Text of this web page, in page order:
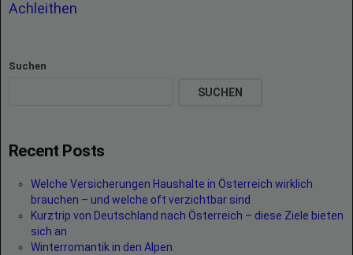
Achleithen
Suchen
SUCHEN
Recent Posts
Welche Versicherungen Haushalte in Österreich wirklich
brauchen – und welche oft verzichtbar sind
Kurztrip von Deutschland nach Österreich – diese Ziele bieten
sich an
Winterromantik in den Alpen